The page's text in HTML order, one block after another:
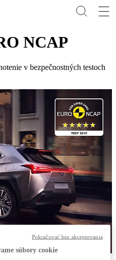
NCAP
v bezpečnostných testoch
súbory cookie
Pokračovať bez akceptovania